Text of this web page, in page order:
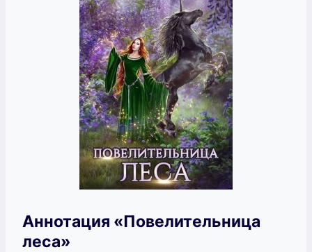
Аннотация «Повелительница
леса»